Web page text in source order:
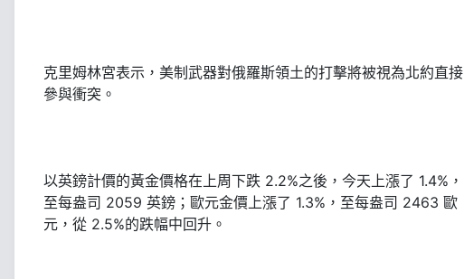
克里姆林宮表示，美制武器對俄羅斯領土的打擊將被視為北約直接
參與衝突。
以英鎊計價的黃金價格在上周下跌 2.2%之後，今天上漲了 1.4%，
至每盎司 2059 英鎊；歐元金價上漲了 1.3%，至每盎司 2463 歐
元，從 2.5%的跌幅中回升。